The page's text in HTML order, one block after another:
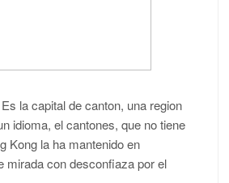
la capital de canton, una region
idioma, el cantones, que no tiene
Kong la ha mantenido en
mirada con desconfiaza por el